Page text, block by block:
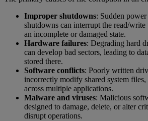
Improper shutdowns: Sudden
shutdowns can interrupt the read/
an incomplete or damaged state.
Hardware failures: Degrading hard
can develop bad sectors, leading to
stored there.
Software conflicts: Poorly written
incorrectly modify shared system
across multiple applications.
Malware and viruses: Malicious
designed to damage, delete, or alter
disrupt operations.